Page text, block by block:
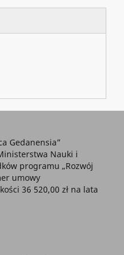
Gedanensia”
Nauki i
programu „Rozwój
umowy
36 520,00 zł na lata